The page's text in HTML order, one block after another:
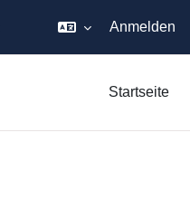
Anmelden
Startseite